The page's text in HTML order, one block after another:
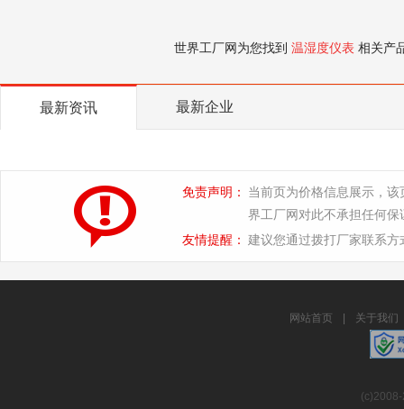
世界工厂网为您找到 温湿度仪表 相关产
最新资讯 最新企业
免责声明：
当前页为价格信息展示，
界工厂网对此不承担任何保
友情提醒： 建议您通过拨打厂家联系
网站首页 关于我们